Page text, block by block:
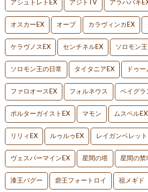
アシュトレトEX アジトTV アラハバキ
オスカーEX オーブ カラヴィンカEX
ケラヴノスEX センチネルEX ソロモン
ソロモン王の日常 タイタニアEX ドゥ
ファロオースEX フォルネウス ベイグラ
ポルターガイストEX マモン ムスペルEX
リリィEX ルゥルゥEX レイガンベレッ
ヴェスパーマインEX 星間の塔 星間の禁
漆王バグー 砦王フォートロイ 祖メギド